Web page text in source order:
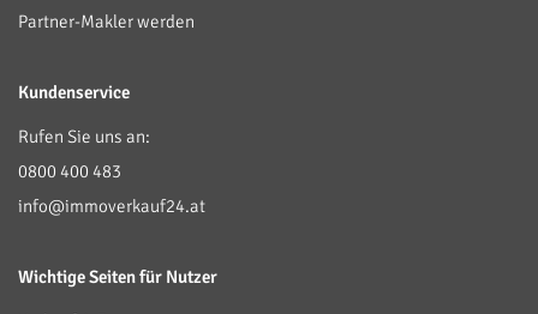
Partner-Makler werden
Kundenservice
Rufen Sie uns an:
0800 400 483
info@immoverkauf24.at
Wichtige Seiten für Nutzer